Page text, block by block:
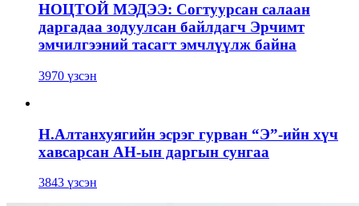
НОЦТОЙ МЭДЭЭ: Согтуурсан салаан
даргадаа зодуулсан байлдагч Эрчимт
эмчилгээний тасагт эмчлүүлж байна
3970 үзсэн
Н.Алтанхуягийн эсрэг гурван “Э”-ийн хүч
хавсарсан АН-ын даргын сунгаа
3843 үзсэн